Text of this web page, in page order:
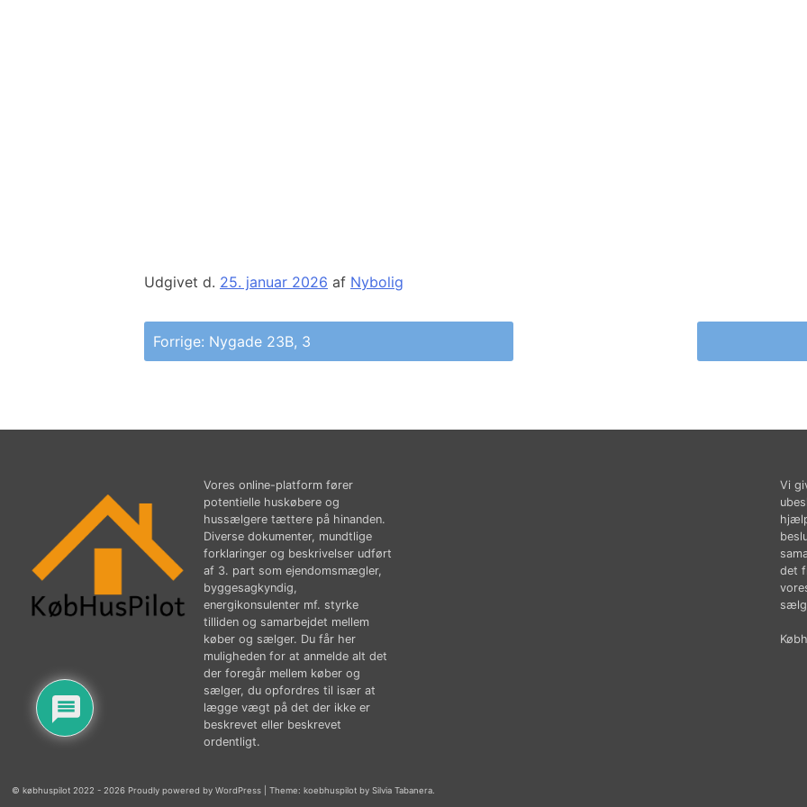
Udgivet d. 25. januar 2026 af Nybolig
Indlægsnavigation
Forrige: Nygade 23B, 3
Vores online-platform fører
potentielle huskøbere og
hussælgere tættere på hinanden.
Diverse dokumenter, mundtlige
forklaringer og beskrivelser udført
af 3. part som ejendomsmægler,
byggesagkyndig,
energikonsulenter mf. styrke
tilliden og samarbejdet mellem
køber og sælger. Du får her
muligheden for at anmelde alt det
der foregår mellem køber og
sælger, du opfordres til især at
lægge vægt på det der ikke er
beskrevet eller beskrevet
ordentligt.
Vi
det
© købhuspilot 2022 - 2026 Proudly powered by WordPress Theme: koebhuspilot by Silvia Tabanera.